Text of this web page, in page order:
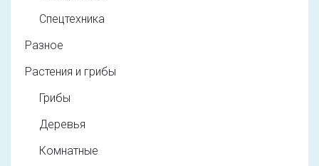
Спецтехника
Разное
Растения и грибы
Грибы
Деревья
Комнатные